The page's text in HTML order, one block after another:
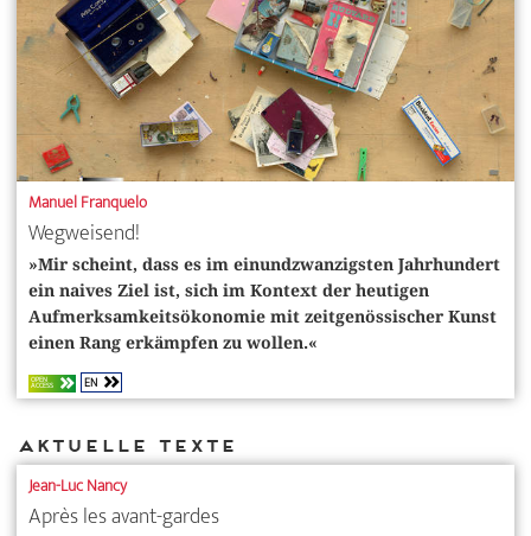
Manuel Franquelo
Wegweisend!
»Mir scheint, dass es im einundzwanzigsten Jahrhundert
ein naives Ziel ist, sich im Kontext der heutigen
Aufmerksamkeitsökonomie mit zeitgenössischer Kunst
einen Rang erkämpfen zu wollen.«
OPEN
ACCESS EN
Aktuelle Texte
Jean-Luc Nancy
Après les avant-gardes